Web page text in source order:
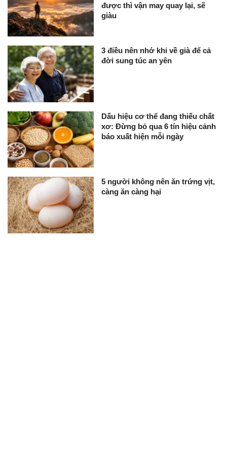
được thì vận may quay lại, sẽ
giàu
3 điều nên nhớ khi về già để cả
đời sung túc an yên
Dấu hiệu cơ thể đang thiếu chất
xơ: Đừng bỏ qua 6 tín hiệu cảnh
báo xuất hiện mỗi ngày
5 người không nên ăn trứng vịt,
càng ăn càng hại